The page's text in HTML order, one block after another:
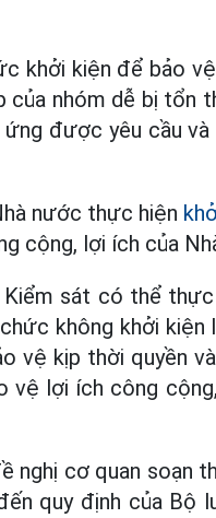
khởi kiện để bảo
của nhóm dễ bị tổn
ứng được yêu cầu
nước thực hiện
cộng, lợi ích của
Kiểm sát có thể
không khởi kiện
vệ kịp thời quyền
vệ lợi ích công
nghị cơ quan soạn
quy định của Bộ